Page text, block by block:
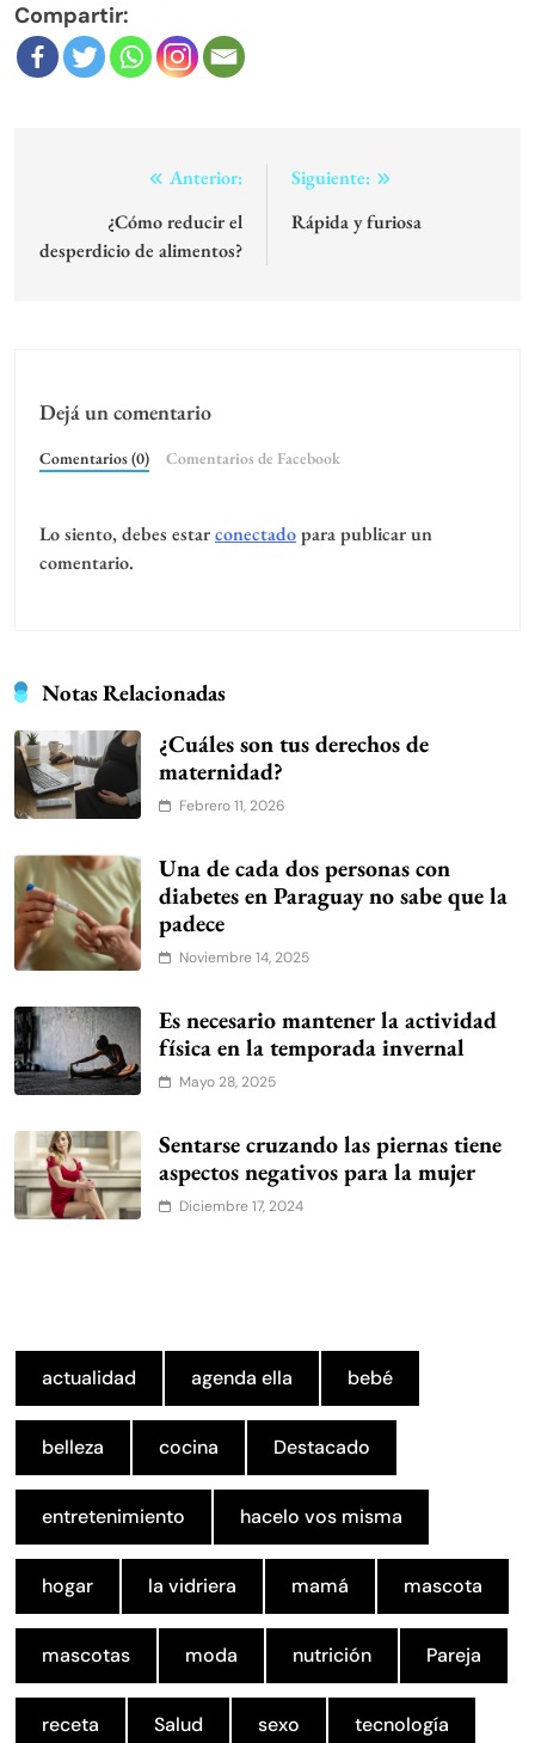
Compartir:
Navegación
entradas
Anterior:
¿Cómo reducir el
desperdicio de alimentos?
Siguiente:
Rápida y furiosa
Dejá un comentario
Comentarios (0) Comentarios de Facebook
Lo siento, debes estarconectadopara publicar un
comentario.
Notas Relacionadas
¿Cuáles son tus derechos de
maternidad?
Febrero 11, 2026
Una de cada dos personas con
diabetes en Paraguay no sabe que la
padece
Noviembre 14, 2025
Es necesario mantener la actividad
física en la temporada invernal
Mayo 28, 2025
Sentarse cruzando las piernas tiene
aspectos negativos para la mujer
Diciembre 17, 2024
actualidad agenda ella bebé
belleza cocina Destacado
entretenimiento hacelo vos misma
hogar la vidriera mamá mascota
mascotas moda nutrición Pareja
receta Salud sexo tecnología